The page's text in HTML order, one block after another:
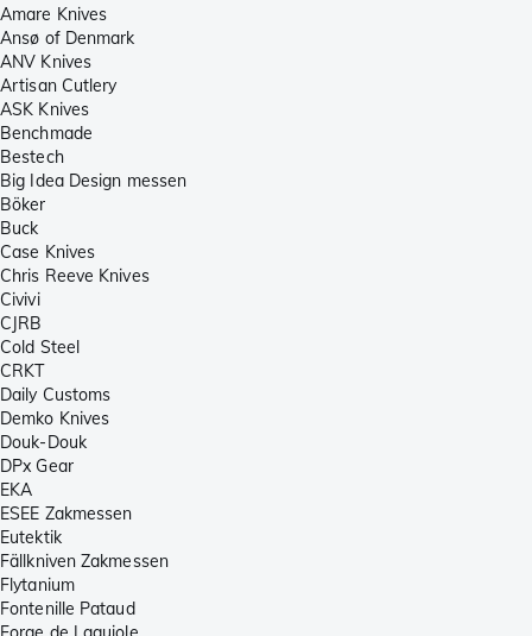
Amare Knives
Ansø of Denmark
ANV Knives
Artisan Cutlery
ASK Knives
Benchmade
Bestech
Big Idea Design messen
Böker
Buck
Case Knives
Chris Reeve Knives
Civivi
CJRB
Cold Steel
CRKT
Daily Customs
Demko Knives
Douk-Douk
DPx Gear
EKA
ESEE Zakmessen
Eutektik
Fällkniven Zakmessen
Flytanium
Fontenille Pataud